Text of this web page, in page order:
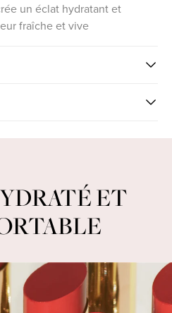
un éclat hydratant et
fraîche et vive
ET